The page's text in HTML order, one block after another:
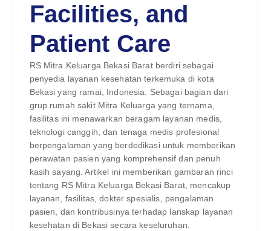
Facilities, and
Patient Care
RS Mitra Keluarga Bekasi Barat berdiri sebagai
penyedia layanan kesehatan terkemuka di kota
Bekasi yang ramai, Indonesia. Sebagai bagian dari
grup rumah sakit Mitra Keluarga yang ternama,
fasilitas ini menawarkan beragam layanan medis,
teknologi canggih, dan tenaga medis profesional
berpengalaman yang berdedikasi untuk memberikan
perawatan pasien yang komprehensif dan penuh
kasih sayang. Artikel ini memberikan gambaran rinci
tentang RS Mitra Keluarga Bekasi Barat, mencakup
layanan, fasilitas, dokter spesialis, pengalaman
pasien, dan kontribusinya terhadap lanskap layanan
kesehatan di Bekasi secara keseluruhan.